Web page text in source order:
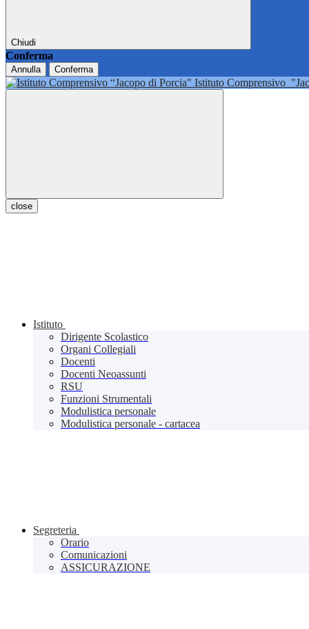
Chiudi
Conferma
Annulla Conferma
Istituto Comprensivo
close
Istituto
Dirigente Scolastico
Organi Collegiali
Docenti
Docenti Neoassunti
RSU
Funzioni Strumentali
Modulistica personale
Modulistica personale - cartacea
Segreteria
Orario
Comunicazioni
ASSICURAZIONE